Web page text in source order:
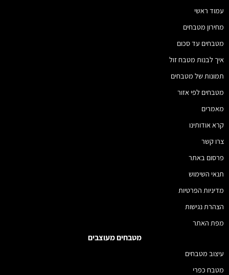
עמוד ראשי
מחירון מטבחים
מטבחים עד סכום
איך לבנות מטבח זול
תמונות של מטבחים
מטבחים לפי אזור
מאמרים
קרא אודותינו
צרו קשר
פרסום באתר
תנאי השימוש
מדיניות הפרטיות
הצהרת נגישות
מפת האתר
מטבחים מעוצבים
עיצוב מטבחים
מטבח כפרי